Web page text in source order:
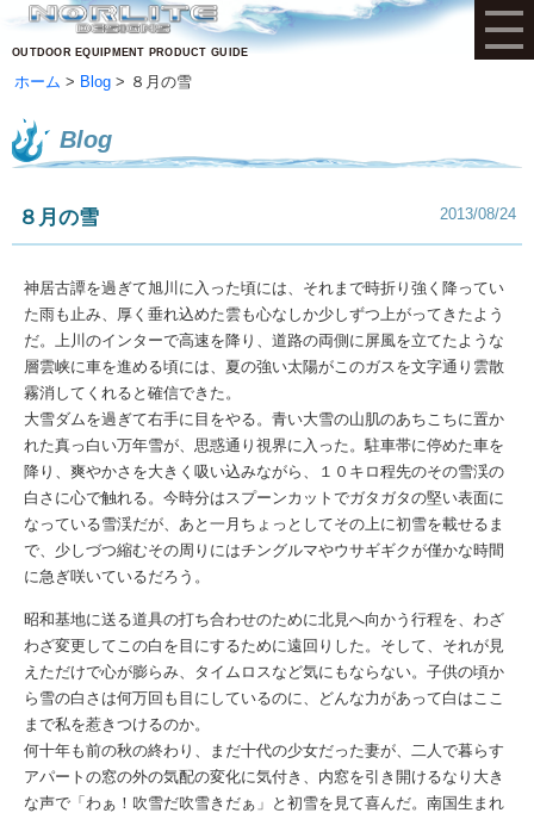
OUTDOOR EQUIPMENT PRODUCT GUIDE
ホーム Blog ８月の雪
Blog
８月の雪 2013/08/24
神居古譚を過ぎて旭川に入った頃には、それまで時折り強く降ってい
た雨も止み、厚く垂れ込めた雲も心なしか少しずつ上がってきたよう
だ。上川のインターで高速を降り、道路の両側に屏風を立てたような
層雲峡に車を進める頃には、夏の強い太陽がこのガスを文字通り雲散
霧消してくれると確信できた。
大雪ダムを過ぎて右手に目をやる。青い大雪の山肌のあちこちに置か
れた真っ白い万年雪が、思惑通り視界に入った。駐車帯に停めた車を
降り、爽やかさを大きく吸い込みながら、１０キロ程先のその雪渓の
白さに心で触れる。今時分はスプーンカットでガタガタの堅い表面に
なっている雪渓だが、あと一月ちょっとしてその上に初雪を載せるま
で、少しづつ縮むその周りにはチングルマやウサギギクが僅かな時間
に急ぎ咲いているだろう。
昭和基地に送る道具の打ち合わせのために北見へ向かう行程を、わざ
わざ変更してこの白を目にするために遠回りした。そして、それが見
えただけで心が膨らみ、タイムロスなど気にもならない。子供の頃か
ら雪の白さは何万回も目にしているのに、どんな力があって白はここ
まで私を惹きつけるのか。
何十年も前の秋の終わり、まだ十代の少女だった妻が、二人で暮らす
アパートの窓の外の気配の変化に気付き、内窓を引き開けるなり大き
な声で「わぁ！吹雪だ吹雪きだぁ」と初雪を見て喜んだ。南国生まれ